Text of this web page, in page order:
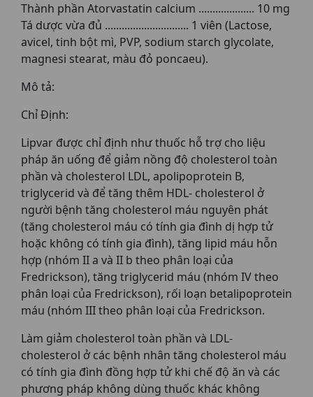
Thành phần Atorvastatin calcium .................... 10 mg
Tá dược vừa đủ .............................. 1 viên (Lactose,
avicel, tinh bột mì, PVP, sodium starch glycolate,
magnesi stearat, màu đỏ poncaeu).
Mô tả:
Chỉ Định:
Lipvar được chỉ định như thuốc hỗ trợ cho liệu
pháp ăn uống để giảm nồng độ cholesterol toàn
phần và cholesterol LDL, apolipoprotein B,
triglycerid và để tăng thêm HDL- cholesterol ở
người bệnh tăng cholesterol máu nguyên phát
(tăng cholesterol máu có tính gia đình dị hợp tử
hoặc không có tính gia đình), tăng lipid máu hỗn
hợp (nhóm II a và II b theo phân loại của
Fredrickson), tăng triglycerid máu (nhóm IV theo
phân loại của Fredrickson), rối loạn betalipoprotein
máu (nhóm III theo phân loại của Fredrickson.
Làm giảm cholesterol toàn phần và LDL-
cholesterol ở các bệnh nhân tăng cholesterol máu
có tính gia đình đồng hợp tử khi chế độ ăn và các
phương pháp không dùng thuốc khác không